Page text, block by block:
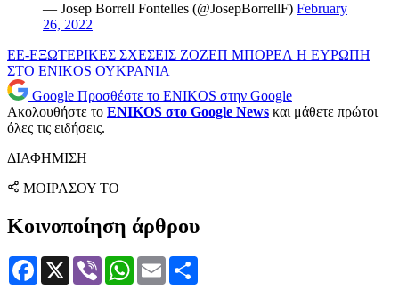
— Josep Borrell Fontelles (@JosepBorrellF) February
26, 2022
ΕΕ-ΕΞΩΤΕΡΙΚΕΣ ΣΧΕΣΕΙΣ ΖΟΖΕΠ ΜΠΟΡΕΛ Η ΕΥΡΩΠΗ
ΣΤΟ ENIKOS ΟΥΚΡΑΝΙΑ
Google Προσθέστε το ENIKOS στην Google
Ακολουθήστε το ENIKOS στο Google News και μάθετε πρώτοι
όλες τις ειδήσεις.
ΔΙΑΦΗΜΙΣΗ
ΜΟΙΡΑΣΟΥ ΤΟ
Κοινοποίηση άρθρου
Facebook
X Viber WhatsApp
Email